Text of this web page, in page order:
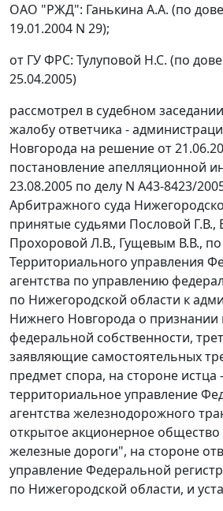
ОАО "РЖД": Ганькина А.А. (по
19.01.2004 N 29);
от ГУ ФРС: Тулуповой Н.С. (по
25.04.2005)
рассмотрел в судебном
жалобу ответчика -
Новгорода на решение от
постановление апелляционной
23.08.2005 по делу N А43-8423/
Арбитражного суда
принятые судьями Пословой
Прохоровой Л.В., Гущевым В.В., по
Территориального управления
агентства по управлению
по Нижегородской области к
Нижнего Новгорода о признании
федеральной собственности,
заявляющие самостоятельных
предмет спора, на стороне
территориальное управление
агентства железнодорожного
открытое акционерное общество
железные дороги", на стороне
управление Федеральной
по Нижегородской области, и